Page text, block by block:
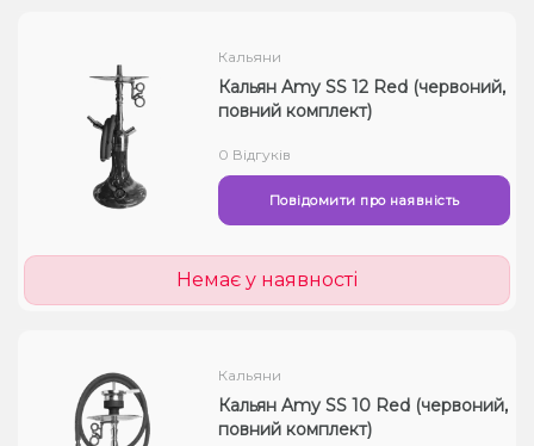
Кальяни
Кальян Amy SS 12 Red (червоний,
повний комплект)
0 Відгуків
Повідомити про наявність
Немає у наявності
Кальяни
Кальян Amy SS 10 Red (червоний,
повний комплект)